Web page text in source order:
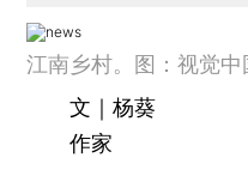
江南乡村。图：视觉中
文｜杨葵
作家